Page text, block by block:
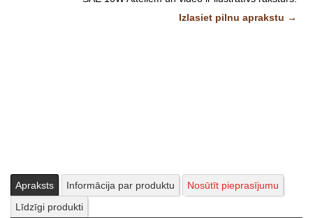
Izlasiet pilnu aprakstu →
Apraksts Informācija par produktu
Nosūtīt pieprasījumu
Līdzīgi produkti